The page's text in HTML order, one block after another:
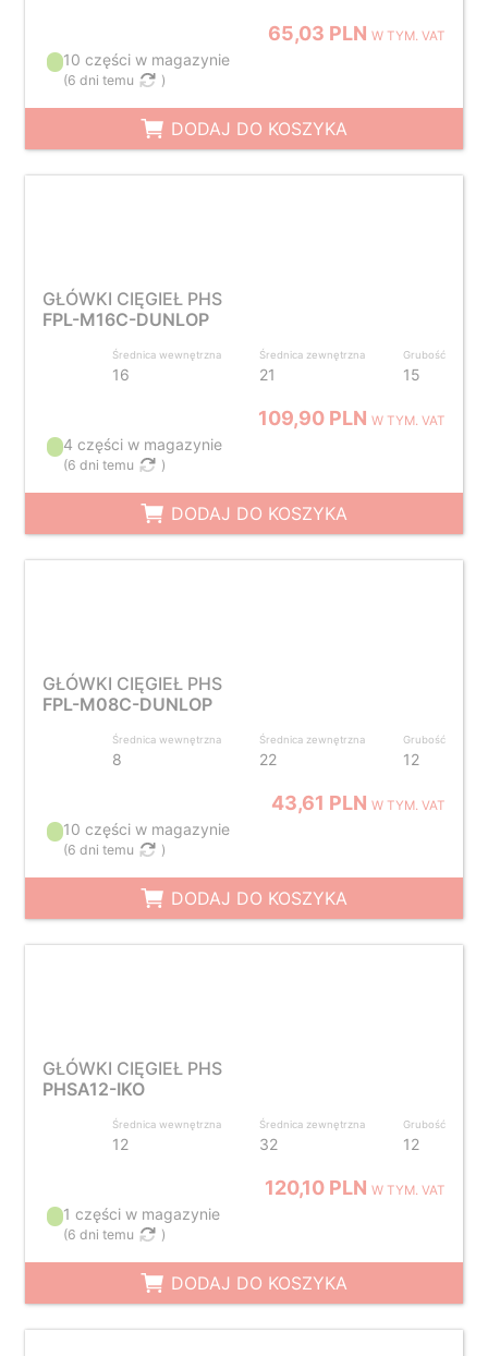
65,03 PLNW TYM. VAT
10 części w magazynie
(6 dni temu )
DODAJ DO KOSZYKA
GŁÓWKI CIĘGIEŁ PHS
FPL-M16C-DUNLOP
Średnica wewnętrzna
16
Średnica zewnętrzna
21
Grubość
15
109,90 PLNW TYM. VAT
4 części w magazynie
(6 dni temu )
DODAJ DO KOSZYKA
GŁÓWKI CIĘGIEŁ PHS
FPL-M08C-DUNLOP
Średnica wewnętrzna
8
Średnica zewnętrzna
22
Grubość
12
43,61 PLNW TYM. VAT
10 części w magazynie
(6 dni temu )
DODAJ DO KOSZYKA
GŁÓWKI CIĘGIEŁ PHS
PHSA12-IKO
Średnica wewnętrzna
12
Średnica zewnętrzna
32
Grubość
12
120,10 PLNW TYM. VAT
1 części w magazynie
(6 dni temu )
DODAJ DO KOSZYKA